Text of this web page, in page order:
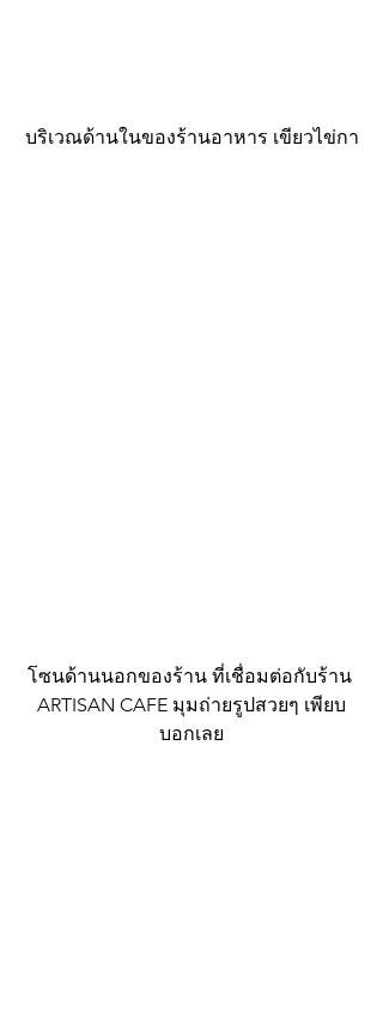
บริเวณด้านในของร้านอาหาร เขียวไข่กา
โซนด้านนอกของร้าน ที่เชื่อมต่อกับร้าน
ARTISAN CAFE มุมถ่ายรูปสวยๆ เพียบ
บอกเลย